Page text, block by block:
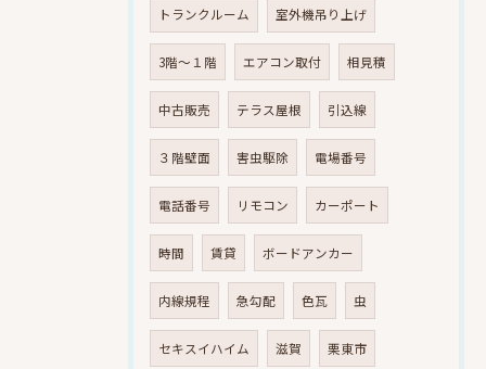
トランクルーム 室外機吊り上げ
3階～１階 エアコン取付 相見積
中古販売 テラス屋根 引込線
３階壁面 害虫駆除 電場番号
電話番号 リモコン カーポート
時間 賃貸 ボードアンカー
内線規程 急勾配 色瓦 虫
セキスイハイム 滋賀 栗東市